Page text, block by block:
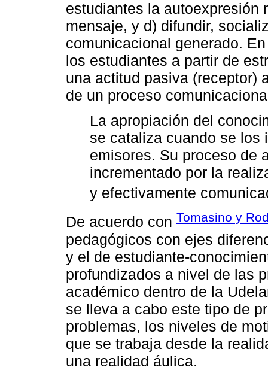
estudiantes la autoexpresión
mensaje, y d) difundir,
comunicacional generado.
los estudiantes a partir de
una actitud pasiva (receptor)
de un proceso
La apropiación del
se cataliza cuando se los
emisores. Su proceso de
incrementado por la
y efectivamente
De acuerdo con Tomasino y
pedagógicos con ejes
y el de estudiante-
profundizados a nivel de las
académico dentro de la
se lleva a cabo este tipo de
problemas, los niveles de
que se trabaja desde la
una realidad áulica.